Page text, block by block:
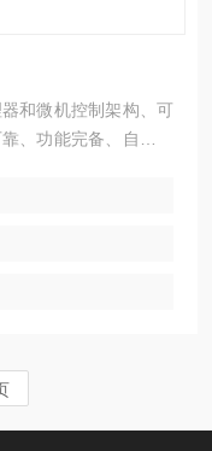
和微机控制架构、可
、功能完备、自动化
。